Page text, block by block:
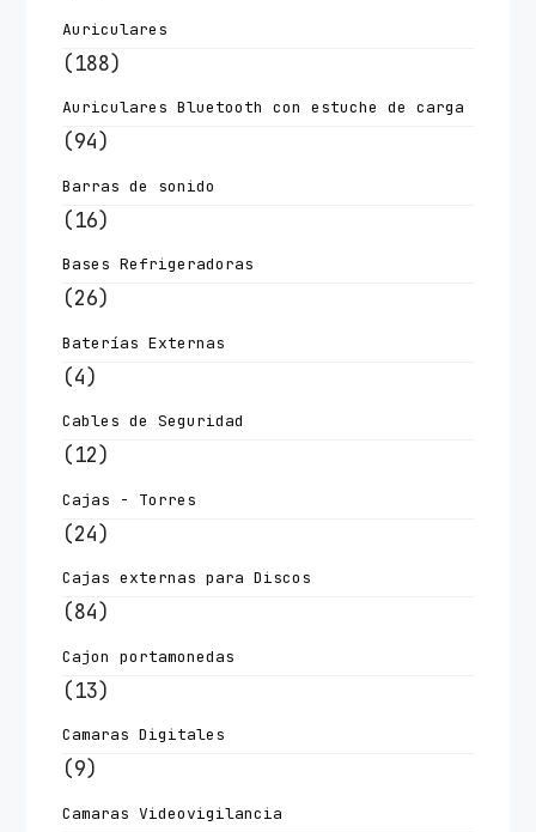
Auriculares
(188)
Auriculares Bluetooth con estuche de carga
(94)
Barras de sonido
(16)
Bases Refrigeradoras
(26)
Baterías Externas
(4)
Cables de Seguridad
(12)
Cajas - Torres
(24)
Cajas externas para Discos
(84)
Cajon portamonedas
(13)
Camaras Digitales
(9)
Camaras Videovigilancia